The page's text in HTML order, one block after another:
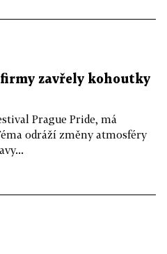
firmy zavřely kohoutky
Prague Pride, má
odráží změny atmosféry